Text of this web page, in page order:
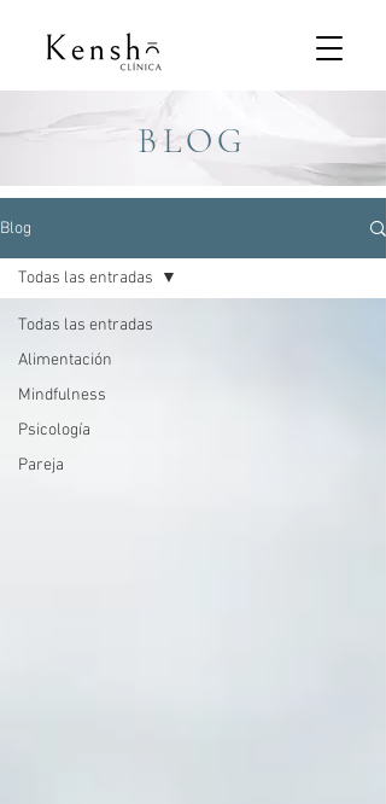
BLOG
Blog
Todas las entradas
Alimentación
Mindfulness
Psicología
Pareja
Todas las entradas